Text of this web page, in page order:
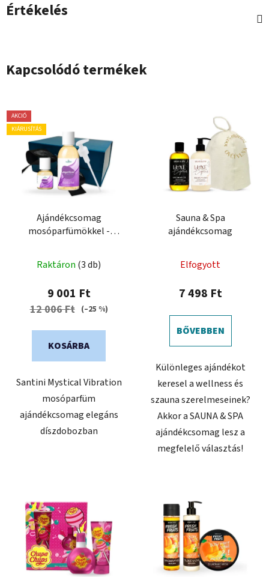
Értékelés
Kapcsolódó termékek
AKCIÓ
KIÁRUSÍTÁS
Ajándékcsomag
mosóparfümökkel -
Raktáron (3 db)
9 001 Ft
12 006 Ft (–25 %)
KOSÁRBA
Santini Mystical Vibration
mosóparfüm
ajándékcsomag elegáns
díszdobozban
Sauna & Spa
ajándékcsomag
Elfogyott
7 498 Ft
BŐVEBBEN
Különleges ajándékot
keresel a wellness és
szauna szerelmeseinek?
Akkor a SAUNA & SPA
ajándékcsomag lesz a
megfelelő választás!